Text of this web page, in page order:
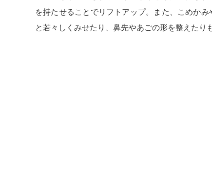
を持たせることでリフトアップ。また、こめか
と若々しくみせたり、鼻先やあごの形を整えたり